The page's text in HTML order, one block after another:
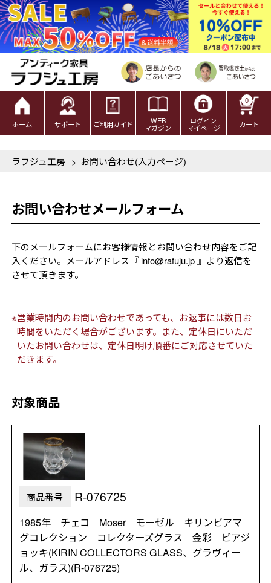
ホーム サポート ご利用ガイド WEB
マガジン
ログイン
マイページ カート
0
ラフジュ工房 > お問い合わせ(入力ページ)
お問い合わせメールフォーム
下のメールフォームにお客様情報とお問い合わせ内容をご記
入ください。メールアドレス『 info@rafuju.jp 』より返信を
させて頂きます。
※営業時間内のお問い合わせであっても、お返事には数日お
時間をいただく場合がございます。また、定休日にいただ
いたお問い合わせは、定休日明け順番にご対応させていた
だきます。
対象商品
商品番号 R-076725
1985年 チェコ Moser モーゼル キリンビアマ
グコレクション コレクターズグラス 金彩 ビアジ
ョッキ(KIRIN COLLECTORS GLASS、グラヴィー
ル、ガラス)(R-076725)